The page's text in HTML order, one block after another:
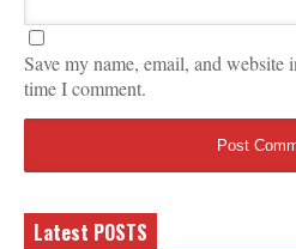
Save my name, email, and website
time I comment.
Latest POSTS